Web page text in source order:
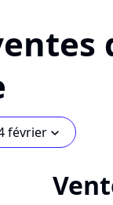
février chevron_bot